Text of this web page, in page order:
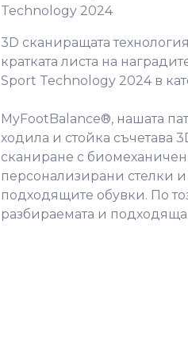
Technology 2024
3D сканиращата
кратката листа на
Sport Technology 2024 в
MyFootBalance®, нашата
ходила и стойка съчетава
сканиране с биомеханичен
персонализирани стелки
подходящите обувки. По
разбираемата и подходяща